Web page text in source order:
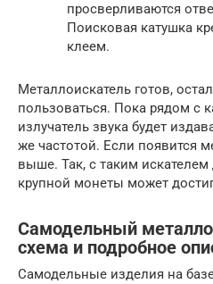
просверливаются
Поисковая катушка
клеем.
Металлоискатель готов,
пользоваться. Пока рядом с
излучатель звука будет
же частотой. Если появится
выше. Так, с таким
крупной монеты может
Самодельный
схема и подробное
Самодельные изделия на